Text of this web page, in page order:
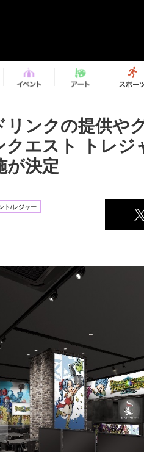
ンクの提供や
クエスト トレ
が決定
ト/レジャー